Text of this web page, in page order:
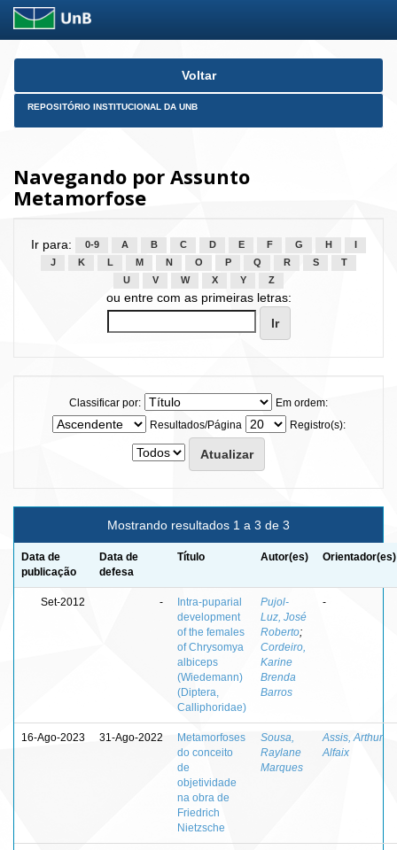
Skip
Voltar
REPOSITÓRIO INSTITUCIONAL DA UNB
Navegando por Assunto
Metamorfose
Ir para: 0-9 A B C D E F G H
J
K L M N O P Q R S
T
U
V W X Y Z
ou entre com as primeiras letras:
Classificar por:
Em ordem:
Resultados/Página
Registro(s):
Mostrando resultados 1 a 3 de 3
Data de
publicação
Data de
defesa
Título Autor(es) Orientador(es)
Set-2012 -
Intra-puparial
development
of the females
of Chrysomya
albiceps
(Wiedemann)
(Diptera,
Calliphoridae)
Pujol-
Luz, José
Roberto;
Cordeiro,
Karine
Brenda
Barros
-
16-Ago-2023 31-Ago-2022
Metamorfoses
do conceito
de
objetividade
na obra de
Friedrich
Nietzsche
Sousa,
Raylane
Marques
Assis, Arthur
Alfaix